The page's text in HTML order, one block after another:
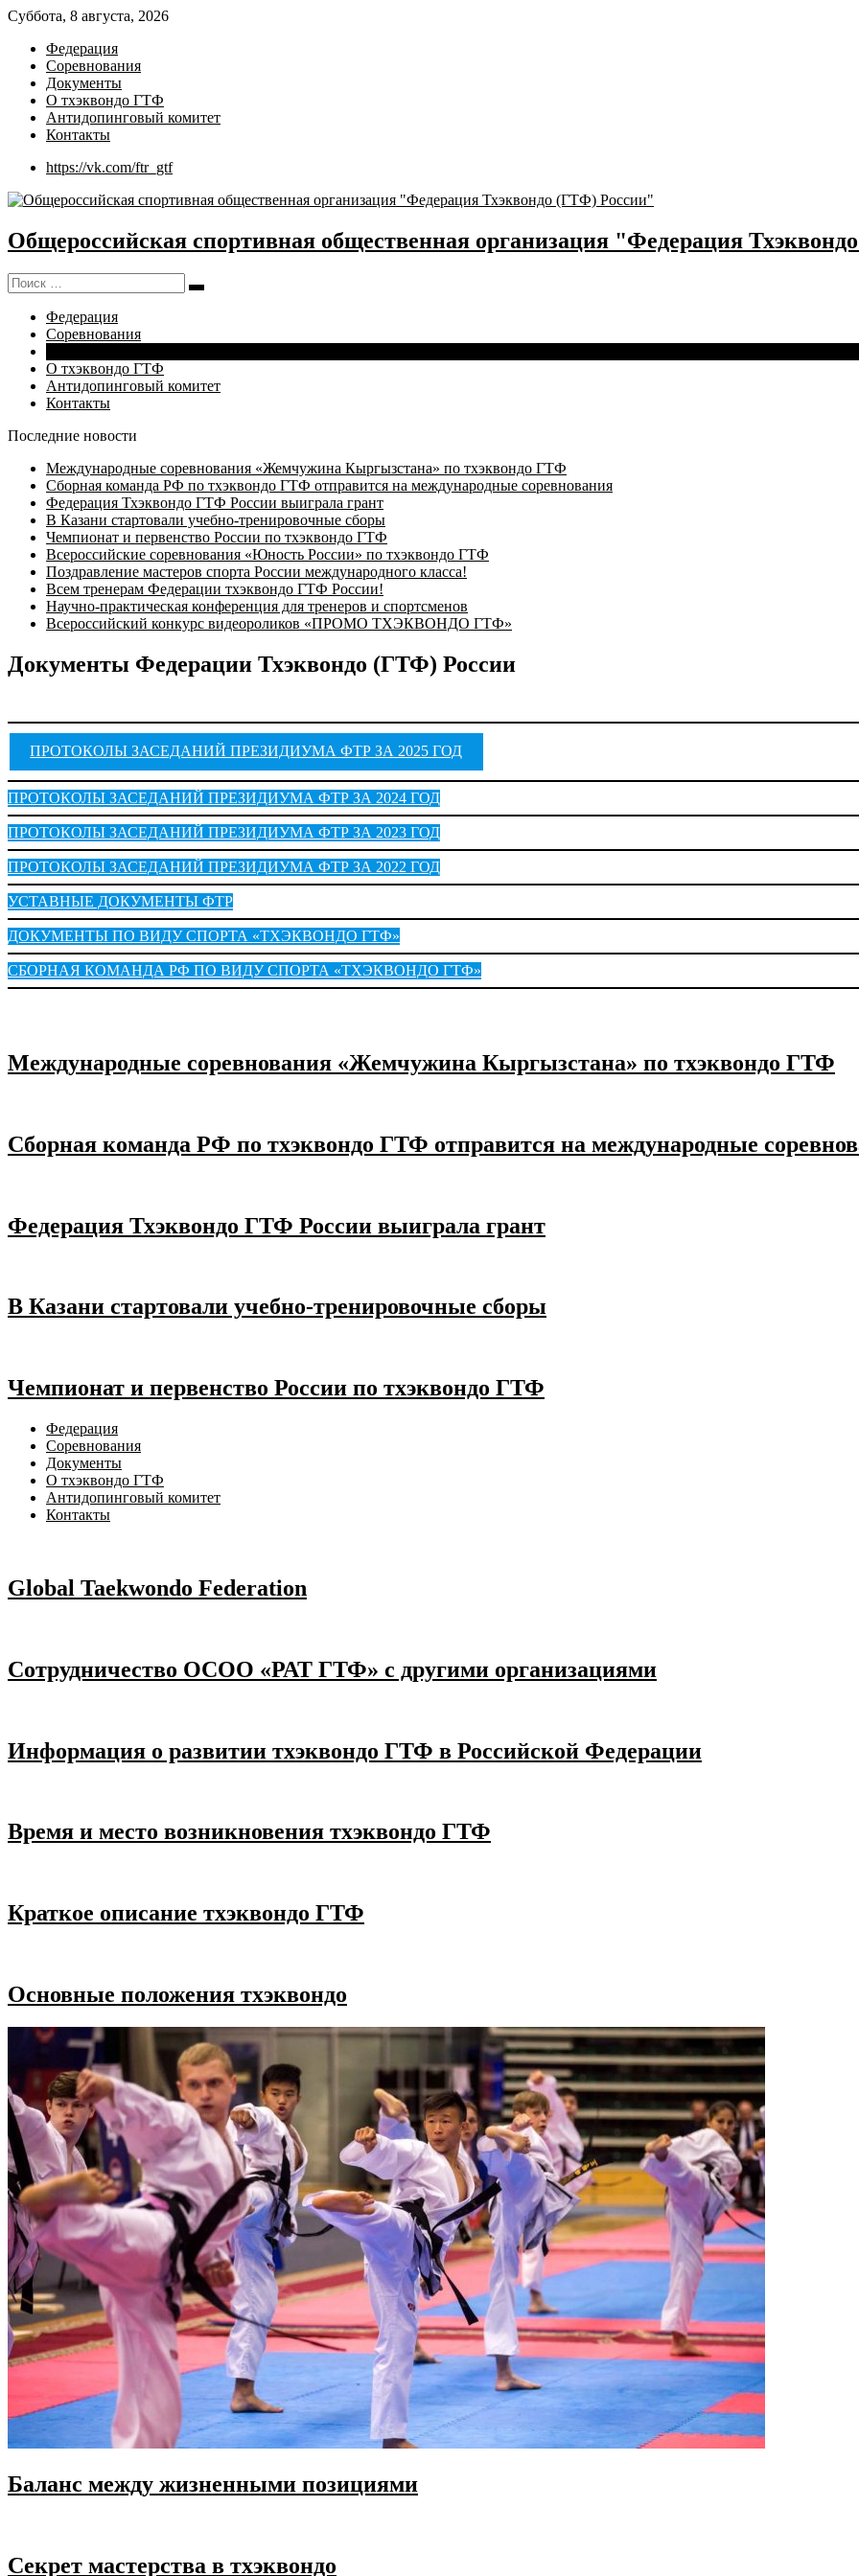
Суббота, 8 августа, 2026
Федерация
Соревнования
Документы
О тхэквондо ГТФ
Антидопинговый комитет
Контакты
https://vk.com/ftr_gtf
Общероссийская спортивная общественная организация "Федерация
Поиск:
Поиск
Федерация
Соревнования
О тхэквондо ГТФ
Антидопинговый комитет
Контакты
Последние новости
Международные соревнования «Жемчужина Кыргызстана» по тхэквондо ГТФ
Сборная команда РФ по тхэквондо ГТФ отправится на международные соревнования
Федерация Тхэквондо ГТФ России выиграла грант
В Казани стартовали учебно-тренировочные сборы
Чемпионат и первенство России по тхэквондо ГТФ
Всероссийские соревнования «Юность России» по тхэквондо ГТФ
Поздравление мастеров спорта России международного класса!
Всем тренерам Федерации тхэквондо ГТФ России!
Научно-практическая конференция для тренеров и спортсменов
Всероссийский конкурс видеороликов «ПРОМО ТХЭКВОНДО ГТФ»
Документы Федерации Тхэквондо (ГТФ) России
ПРОТОКОЛЫ ЗАСЕДАНИЙ ПРЕЗИДИУМА ФТР ЗА 2025 ГОД
ПРОТОКОЛЫ ЗАСЕДАНИЙ ПРЕЗИДИУМА ФТР ЗА 2024 ГОД
ПРОТОКОЛЫ ЗАСЕДАНИЙ ПРЕЗИДИУМА ФТР ЗА 2023 ГОД
ПРОТОКОЛЫ ЗАСЕДАНИЙ ПРЕЗИДИУМА ФТР ЗА 2022 ГОД
УСТАВНЫЕ ДОКУМЕНТЫ ФТР
ДОКУМЕНТЫ ПО ВИДУ СПОРТА «ТХЭКВОНДО ГТФ»
СБОРНАЯ КОМАНДА РФ ПО ВИДУ СПОРТА «ТХЭКВОНДО ГТФ»
Международные соревнования «Жемчужина Кыргызстана» по тхэквондо ГТФ
Сборная команда РФ по тхэквондо ГТФ отправится на международные
Федерация Тхэквондо ГТФ России выиграла грант
В Казани стартовали учебно-тренировочные сборы
Чемпионат и первенство России по тхэквондо ГТФ
Федерация
Соревнования
Документы
О тхэквондо ГТФ
Антидопинговый комитет
Контакты
Global Taekwondo Federation
Сотрудничество ОСОО «РАТ ГТФ» с другими организациями
Информация о развитии тхэквондо ГТФ в Российской Федерации
Время и место возникновения тхэквондо ГТФ
Краткое описание тхэквондо ГТФ
Основные положения тхэквондо
Баланс между жизненными позициями
Секрет мастерства в тхэквондо